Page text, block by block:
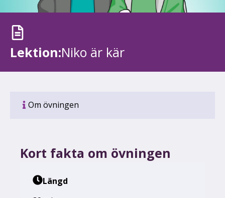
Lektion:Niko är kär
Om övningen
Kort fakta om övningen
Längd